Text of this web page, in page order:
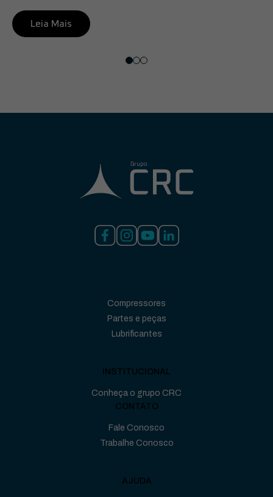
Leia Mais
Compressores
Partes e peças
Lubrificantes
INSTITUCIONAL
Conheça o grupo CRC
CONTATO
Fale Conosco
Trabalhe Conosco
AJUDA